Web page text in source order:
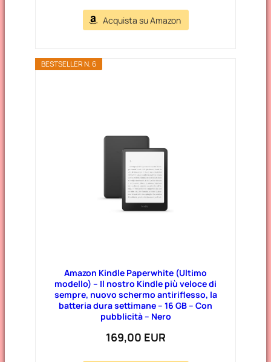
Acquista su Amazon
BESTSELLER N. 6
Amazon Kindle Paperwhite (Ultimo
modello) – Il nostro Kindle più veloce di
sempre, nuovo schermo antiriflesso, la
batteria dura settimane – 16 GB – Con
pubblicità – Nero
169,00 EUR